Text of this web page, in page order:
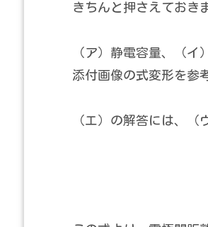
きちんと押さえておき
（ア）静電容量、（
添付画像の式変形を参
（エ）の解答には、（